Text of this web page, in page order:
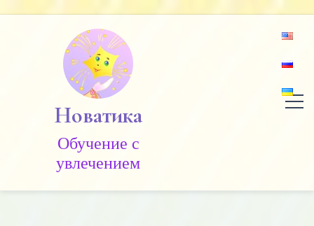
Новатика
Обучение c
увлечением